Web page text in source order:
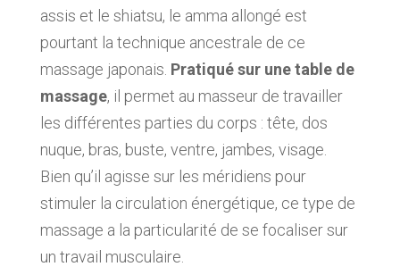
assis et le shiatsu, le amma allongé est
pourtant la technique ancestrale de ce
massage japonais. Pratiqué sur une table de
massage, il permet au masseur de travailler
les différentes parties du corps : tête, dos
nuque, bras, buste, ventre, jambes, visage.
Bien qu’il agisse sur les méridiens pour
stimuler la circulation énergétique, ce type de
massage a la particularité de se focaliser sur
un travail musculaire.